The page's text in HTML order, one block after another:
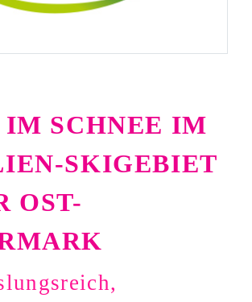
IM SCHNEE IM F
SKIGEBIET I
S